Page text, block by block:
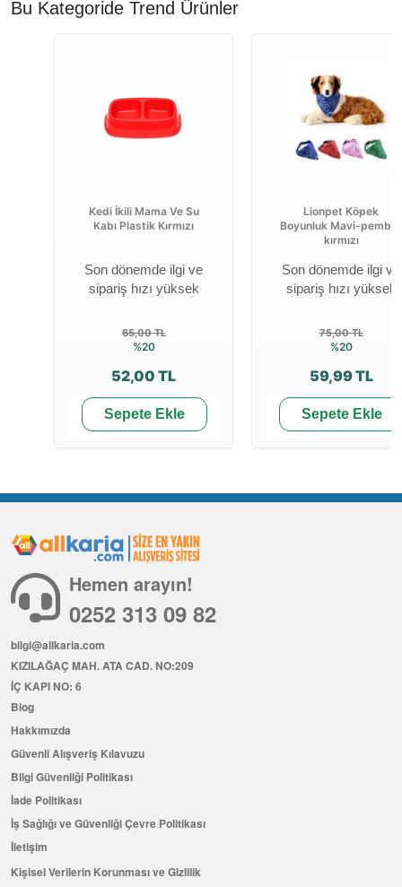
Bu Kategoride Trend Ürünler
Kedi İkili Mama Ve Su
Kabı Plastik Kırmızı
Son dönemde ilgi ve
sipariş hızı yüksek
65,00 TL
%20
52,00 TL
Sepete Ekle
Lionpet Köpek
Boyunluk Mavi-pembe-
kırmızı
Son dönemde ilgi ve
sipariş hızı yüksek
75,00 TL
%20
59,99 TL
Sepete Ekle
Hemen arayın!
0252 313 09 82
bilgi@allkaria.com
KIZILAĞAÇ MAH. ATA CAD. NO:209
İÇ KAPI NO: 6
Blog
Hakkımızda
Güvenli Alışveriş Kılavuzu
Bilgi Güvenliği Politikası
İade Politikası
İş Sağlığı ve Güvenliği Çevre Politikası
İletişim
Kişisel Verilerin Korunması ve Gizlilik